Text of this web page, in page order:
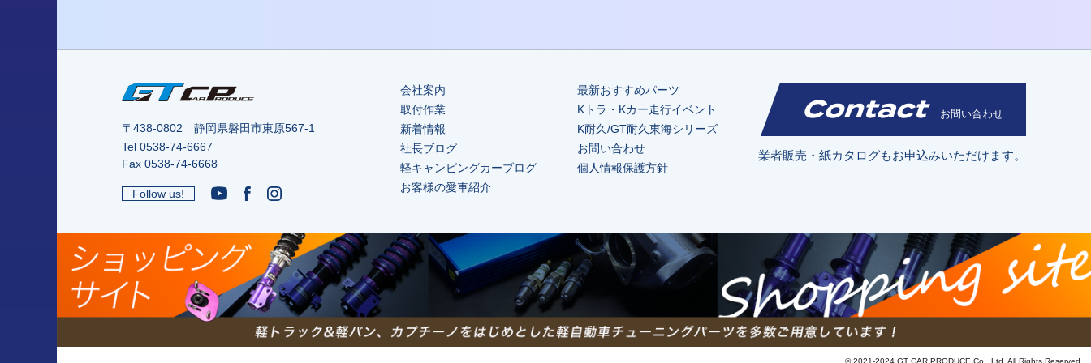
〒438-0802 静岡県磐田市東原567-1
Tel 0538-74-6667
Fax 0538-74-6668
Follow us!
会社案内
取付作業
新着情報
社長ブログ
軽キャンピングカーブログ
お客様の愛車紹介
最新おすすめパーツ
Kトラ・Kカー走行イベント
K耐久/GT耐久東海シリーズ
お問い合わせ
個人情報保護方針
Contact お問い合わせ
業者販売・紙カタログもお申込みいただけます。
© 2021-2024 GT CAR PRODUCE Co., Ltd. All Rights Reserved.